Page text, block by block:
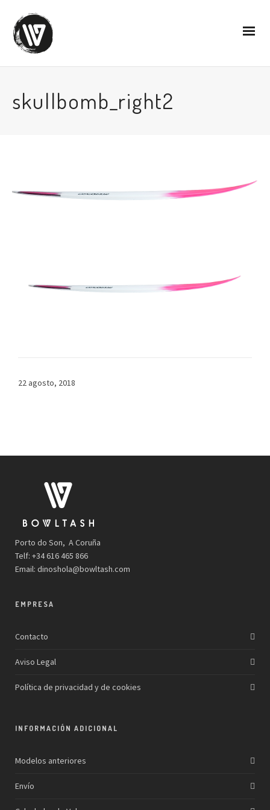
skullbomb_right2
22 agosto, 2018
Porto do Son, A Coruña
Telf: +34 616 465 866
Email: dinoshola@bowltash.com
EMPRESA
Contacto
Aviso Legal
Política de privacidad y de cookies
INFORMACIÓN ADICIONAL
Modelos anteriores
Envío